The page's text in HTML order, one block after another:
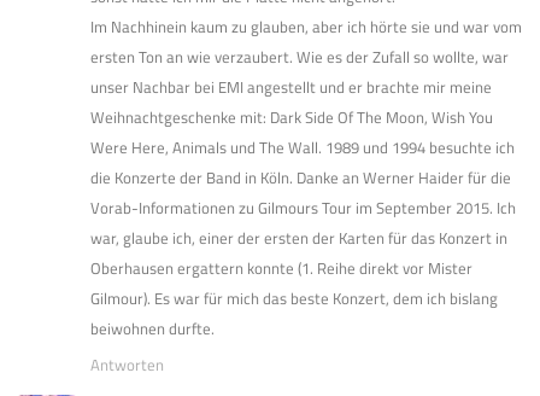
Im Nachhinein kaum zu glauben, aber ich hörte sie und war vom
ersten Ton an wie verzaubert. Wie es der Zufall so wollte, war
unser Nachbar bei EMI angestellt und er brachte mir meine
Weihnachtgeschenke mit: Dark Side Of The Moon, Wish You
Were Here, Animals und The Wall. 1989 und 1994 besuchte ich
die Konzerte der Band in Köln. Danke an Werner Haider für die
Vorab-Informationen zu Gilmours Tour im September 2015. Ich
war, glaube ich, einer der ersten der Karten für das Konzert in
Oberhausen ergattern konnte (1. Reihe direkt vor Mister
Gilmour). Es war für mich das beste Konzert, dem ich bislang
beiwohnen durfte.
Antworten